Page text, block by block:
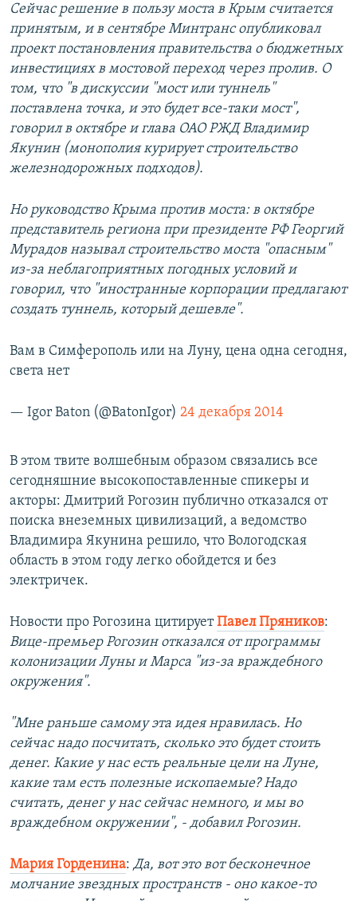
Сейчас решение в пользу моста в Крым считается
принятым, и в сентябре Минтранс опубликовал
проект постановления правительства о бюджетных
инвестициях в мостовой переход через пролив. О
том, что "в дискуссии "мост или туннель"
поставлена точка, и это будет все-таки мост",
говорил в октябре и глава ОАО РЖД Владимир
Якунин (монополия курирует строительство
железнодорожных подходов).
Но руководство Крыма против моста: в октябре
представитель региона при президенте РФ Георгий
Мурадов называл строительство моста "опасным"
из-за неблагоприятных погодных условий и
говорил, что "иностранные корпорации предлагают
создать туннель, который дешевле".
Вам в Симферополь или на Луну, цена одна сегодня,
света нет
— Igor Baton (@BatonIgor) 24 декабря 2014
В этом твите волшебным образом связались все
сегодняшние высокопоставленные спикеры и
акторы: Дмитрий Рогозин публично отказался от
поиска внеземных цивилизаций, а ведомство
Владимира Якунина решило, что Вологодская
область в этом году легко обойдется и без
электричек.
Новости про Рогозина цитируетПавел Пряников:
Вице-премьер Рогозин отказался от программы
колонизации Луны и Марса "из-за враждебного
окружения".
"Мне раньше самому эта идея нравилась. Но
сейчас надо посчитать, сколько это будет стоить
денег. Какие у нас есть реальные цели на Луне,
какие там есть полезные ископаемые? Надо
считать, денег у нас сейчас немного, и мы во
враждебном окружении", - добавил Рогозин.
Мария Горденина: Да, вот это вот бесконечное
молчание звездных пространств - оно какое-то